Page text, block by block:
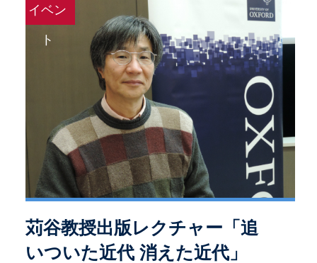
イベン
ト
苅谷教授出版レクチャー「追
いついた近代 消えた近代」